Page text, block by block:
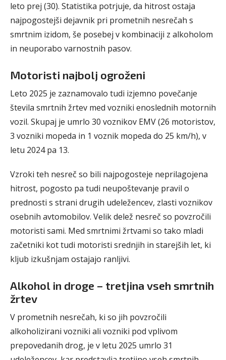
leto prej (30). Statistika potrjuje, da hitrost ostaja
najpogostejši dejavnik pri prometnih nesrečah s
smrtnim izidom, še posebej v kombinaciji z alkoholom
in neuporabo varnostnih pasov.
Motoristi najbolj ogroženi
Leto 2025 je zaznamovalo tudi izjemno povečanje
števila smrtnih žrtev med vozniki enoslednih motornih
vozil. Skupaj je umrlo 30 voznikov EMV (26 motoristov,
3 vozniki mopeda in 1 voznik mopeda do 25 km/h), v
letu 2024 pa 13.
Vzroki teh nesreč so bili najpogosteje neprilagojena
hitrost, pogosto pa tudi neupoštevanje pravil o
prednosti s strani drugih udeležencev, zlasti voznikov
osebnih avtomobilov. Velik delež nesreč so povzročili
motoristi sami. Med smrtnimi žrtvami so tako mladi
začetniki kot tudi motoristi srednjih in starejših let, ki
kljub izkušnjam ostajajo ranljivi.
Alkohol in droge – tretjina vseh smrtnih
žrtev
V prometnih nesrečah, ki so jih povzročili
alkoholizirani vozniki ali vozniki pod vplivom
prepovedanih drog, je v letu 2025 umrlo 31